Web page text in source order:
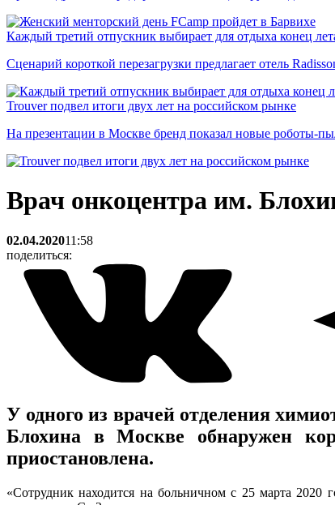
Каждый третий отпускник выбирает для отдыха конец
Сценарий короткой перезагрузки предлагает отель
Trouver подвел итоги двух лет на российском рынке
На презентации в Москве бренд показал новые роботы-
Врач онкоцентра им.
02.04.202011:58
поделиться:
У одного из врачей отделения
Блохина в Москве обнаружен
приостановлена.
«Сотрудник находится на больничном с 25 марта 2020